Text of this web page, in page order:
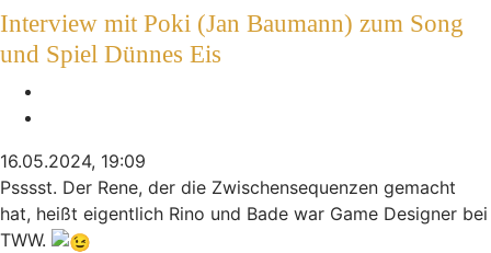
Interview mit Poki (Jan Baumann) zum Song
und Spiel Dünnes Eis
16.05.2024, 19:09
Psssst. Der Rene, der die Zwischensequenzen gemacht
hat, heißt eigentlich Rino und Bade war Game Designer bei
TWW.